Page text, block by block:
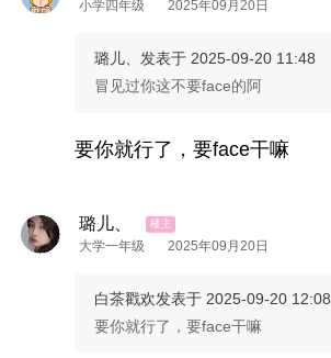
小学四年级 2025年09月20日
璐儿、 发表于 2025-09-20 11:48
冒见过你这不要face的阿
要你就行了，要face干嘛
璐儿、
大学一年级 2025年09月20日
白茶戳欢发表于 2025-09-20 12:08
要你就行了，要face干嘛